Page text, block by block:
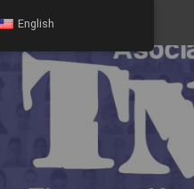
English